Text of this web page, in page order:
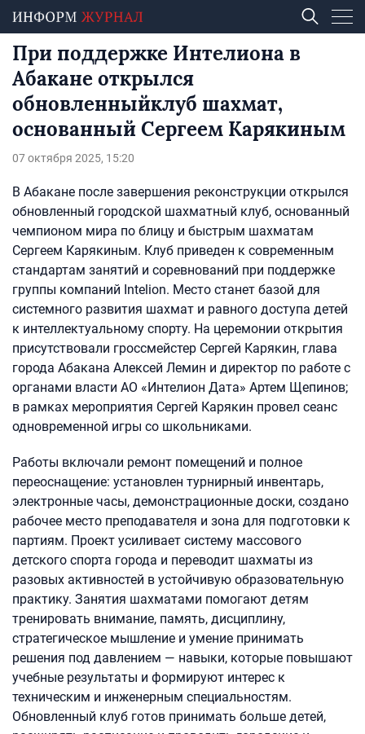
При поддержке Интелиона в
Абакане открылся
обновленныйклуб шахмат,
основанный Сергеем Карякиным
07 октября 2025, 15:20
В Абакане после завершения реконструкции открылся
обновленный городской шахматный клуб, основанный
чемпионом мира по блицу и быстрым шахматам
Сергеем Карякиным. Клуб приведен к современным
стандартам занятий и соревнований при поддержке
группы компаний Intelion. Место станет базой для
системного развития шахмат и равного доступа детей
к интеллектуальному спорту. На церемонии открытия
присутствовали гроссмейстер Сергей Карякин, глава
города Абакана Алексей Лемин и директор по работе с
органами власти АО «Интелион Дата» Артем Щепинов;
в рамках мероприятия Сергей Карякин провел сеанс
одновременной игры со школьниками.
Работы включали ремонт помещений и полное
переоснащение: установлен турнирный инвентарь,
электронные часы, демонстрационные доски, создано
рабочее место преподавателя и зона для подготовки к
партиям. Проект усиливает систему массового
детского спорта города и переводит шахматы из
разовых активностей в устойчивую образовательную
практику. Занятия шахматами помогают детям
тренировать внимание, память, дисциплину,
стратегическое мышление и умение принимать
решения под давлением — навыки, которые повышают
учебные результаты и формируют интерес к
техническим и инженерным специальностям.
Обновленный клуб готов принимать больше детей,